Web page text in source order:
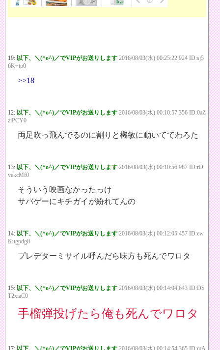
19: 以下、＼(^o^)／でVIPがお送りします 2016/08/03(水) 00:25:22.924 ID:sj5
6K+tp0
>>18
12: 以下、＼(^o^)／でVIPがお送りします 2016/08/03(水) 00:10:57.356 ID:0aZ
ziPCY0
両足吹っ飛んでるのに割りと機敏に動いててわろた
13: 以下、＼(^o^)／でVIPがお送りします 2016/08/03(水) 00:10:56.987 ID:rD
vekcMf0
そういう映画なかったっけ
サバゲーにキチガイが紛れてんの
14: 以下、＼(^o^)／でVIPがお送りします 2016/08/03(水) 00:12:05.457 ID:ew
Kugpdg0
プレデターミサイル呼んだら味方も死んでワロタ
15: 以下、＼(^o^)／でVIPがお送りします 2016/08/03(水) 00:14:04.643 ID:DS
T2xiaC0
手榴弾投げたら俺も死んでワロタ